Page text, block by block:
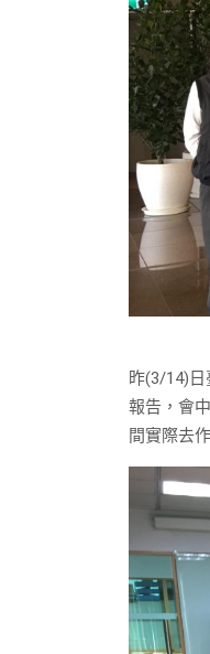
昨(3/14)
報告，會
間實際去